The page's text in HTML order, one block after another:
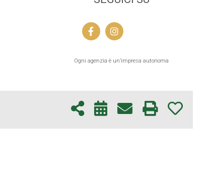
Ogni agenzia è un’impresa autonoma